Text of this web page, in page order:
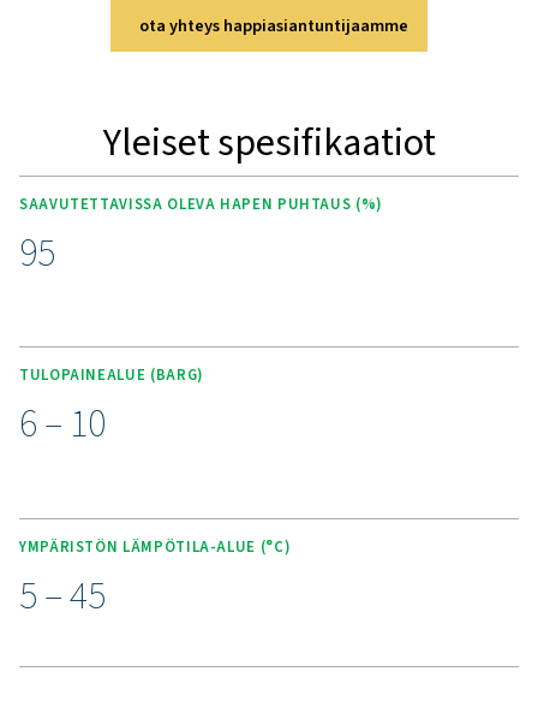
TÄRKEIMMÄT OMINAISUUDET
Edistynyt Purelogic Touch -
PPOG 1-137 HE -happigeneraattorissa on
Purelogic Touch -ohjain, joka tarjoaa
intuitiivista käyttöä. Tämä säädin maksimoi
takaa mielenrauhan syöttöilman laadun itsesuojaavan
mittauksen avulla.